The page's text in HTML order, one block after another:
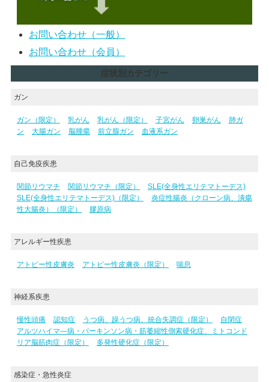
お問い合わせ（一般）
お問い合わせ（会員）
症状別カテゴリー
ガン
ガン（限定） 乳がん 乳がん（限定） 子宮がん 卵巣がん
肺ガ
ン
大腸ガン 脳腫瘍 前立腺ガン 血液系ガン
自己免疫疾患
関節リウマチ 関節リウマチ（限定）
SLE(全身性エリテマトーデス)
SLE(全身性エリテマトーデス)（限定）
炎症性腸炎（クローン病、潰瘍
性大腸炎）（限定）
膠原病
アレルギー性疾患
アトピー性皮膚炎 アトピー性皮膚炎（限定） 喘息
神経系疾患
慢性頭痛 認知症 うつ病、躁うつ病、統合失調症（限定）
自閉症
アルツハイマ―病・パーキンソン病・筋萎縮性側索硬化症、ミトコンド
リア脳筋肉症（限定）
多発性硬化症（限定）
感染症・急性炎症